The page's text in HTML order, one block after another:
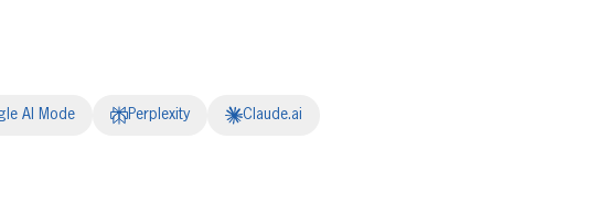
AI Mode Perplexity Claude.ai